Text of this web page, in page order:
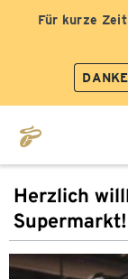
Für kurze
Herzlich
Supermarkt!